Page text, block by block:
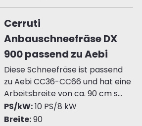
Cerruti
Anbauschneefräse DX
900 passend zu Aebi
Diese Schneefräse ist passend
zu Aebi CC36-CC66 und hat eine
Arbeitsbreite von ca. 90 cm s...
PS/kW:10 PS/8 kW
Breite:90